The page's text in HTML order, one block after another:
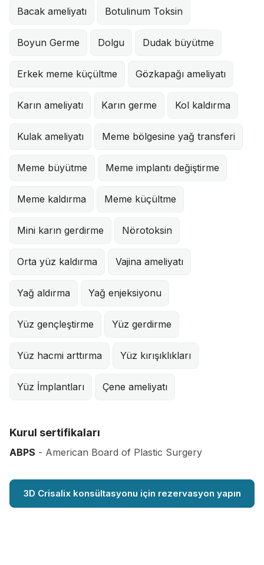
Bacak ameliyatı Botulinum Toksin
Boyun Germe Dolgu Dudak büyütme
Erkek meme küçültme Gözkapağı ameliyatı
Karın ameliyatı Karın germe Kol kaldırma
Kulak ameliyatı Meme bölgesine yağ transferi
Meme büyütme Meme implantı değiştirme
Meme kaldırma Meme küçültme
Mini karın gerdirme Nörotoksin
Orta yüz kaldırma Vajina ameliyatı
Yağ aldırma Yağ enjeksiyonu
Yüz gençleştirme Yüz gerdirme
Yüz hacmi arttırma Yüz kırışıklıkları
Yüz İmplantları Çene ameliyatı
Kurul sertifikaları
ABPS - American Board of Plastic Surgery
3D Crisalix konsültasyonu için rezervasyon yapın